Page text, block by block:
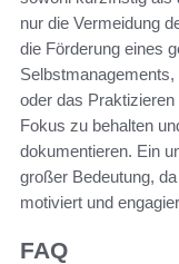
nur die Vermeidung
die Förderung eines
oder das
Fokus zu behalten
dokumentieren. Ein
großer Bedeutung,
motiviert und
FAQ